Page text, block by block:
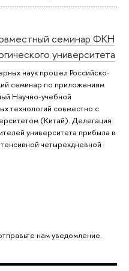
семинар ФКН
университета
наук прошел Российско-
семинар по приложениям
Научно-учебной
технологий совместно с
(Китай). Делегация
университета прибыла в
четырехдневной
нам уведомление.